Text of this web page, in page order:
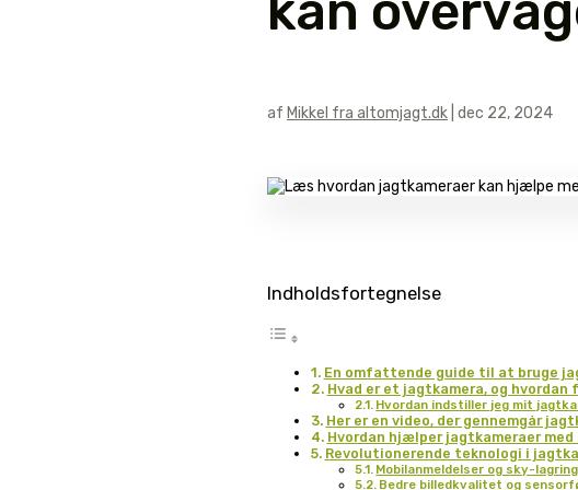
af Mikkel fra altomjagt.dk dec 22, 2024
Indholdsfortegnelse
En omfattende guide til at bruge
Hvad er et jagtkamera, og hvordan
Hvordan indstiller jeg mit
Her er en video, der gennemgår
Hvordan hjælper jagtkameraer
Revolutionerende teknologi i
Mobilanmeldelser og sky-lagring
Bedre billedkvalitet og